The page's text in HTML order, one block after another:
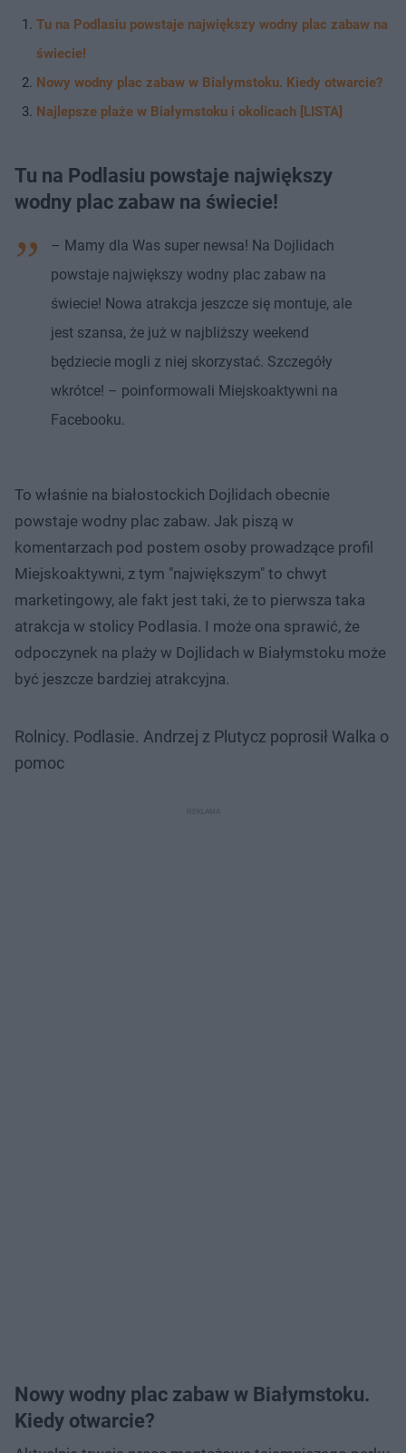
Tu na Podlasiu powstaje największy wodny plac zabaw na
świecie!
Nowy wodny plac zabaw w Białymstoku. Kiedy otwarcie?
Najlepsze plaże w Białymstoku i okolicach [LISTA]
Tu na Podlasiu powstaje największy
wodny plac zabaw na świecie!
– Mamy dla Was super newsa! Na Dojlidach
powstaje największy wodny plac zabaw na
świecie! Nowa atrakcja jeszcze się montuje, ale
jest szansa, że już w najbliższy weekend
będziecie mogli z niej skorzystać. Szczegóły
wkrótce! – poinformowali Miejskoaktywni na
Facebooku.
To właśnie na białostockich Dojlidach obecnie
powstaje wodny plac zabaw. Jak piszą w
komentarzach pod postem osoby prowadzące profil
Miejskoaktywni, z tym "największym" to chwyt
marketingowy, ale fakt jest taki, że to pierwsza taka
atrakcja w stolicy Podlasia. I może ona sprawić, że
odpoczynek na plaży w Dojlidach w Białymstoku może
być jeszcze bardziej atrakcyjna.
Rolnicy. Podlasie. Andrzej z Plutycz poprosił Walka o
pomoc
Nowy wodny plac zabaw w Białymstoku.
Kiedy otwarcie?